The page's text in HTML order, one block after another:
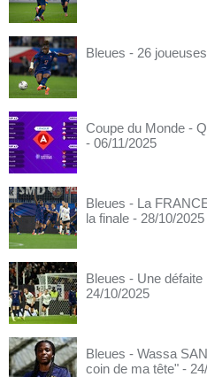
Bleues - 26
Coupe du Monde -
- 06/11/2025
Bleues - La
la finale - 28/10/2025
Bleues - Une
24/10/2025
Bleues - Wassa
coin de ma tête" -